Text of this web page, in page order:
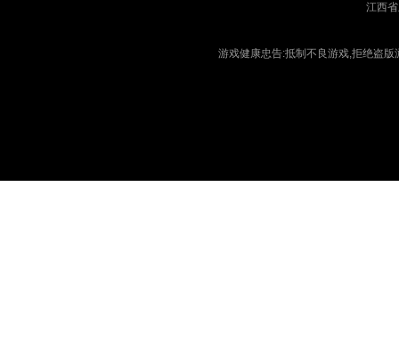
江西
游戏健康忠告:抵制不良游戏,拒绝盗